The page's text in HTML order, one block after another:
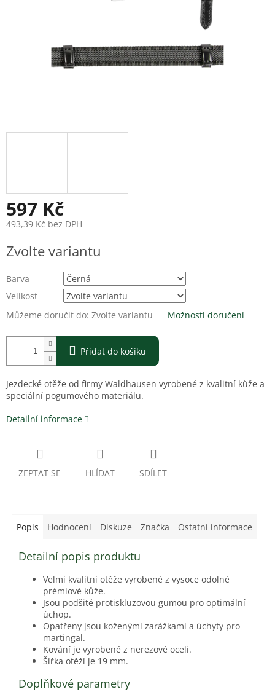
597 Kč
493,39 Kč bez DPH
cena:
Zvolte variantu
Barva
Velikost
Můžeme doručit do: Zvolte variantu Možnosti doručení
Přidat do košíku
Jezdecké otěže od firmy Waldhausen vyrobené z kvalitní kůže a
speciální pogumového materiálu.
Detailní informace
ZEPTAT SE HLÍDAT SDÍLET
Popis Hodnocení Diskuze Značka Ostatní informace
Detailní popis produktu
Velmi kvalitní otěže vyrobené z vysoce odolné
prémiové kůže.
Jsou podšité protiskluzovou gumou pro optimální
úchop.
Opatřeny jsou koženými zarážkami a úchyty pro
martingal.
Kování je vyrobené z nerezové oceli.
Šířka otěží je 19 mm.
Doplňkové parametry